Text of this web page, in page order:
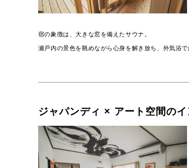
宿の象徴は、大きな窓を備えたサウナ。
瀬戸内の景色を眺めながら心身を解き放ち、外気浴
ジャパンディ × アート空間の